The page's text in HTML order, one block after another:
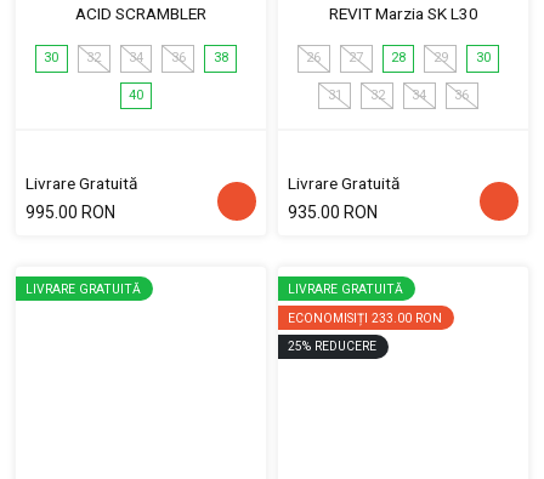
ACID SCRAMBLER
30 32 34 36 38
40
Livrare Gratuită
995.00 RON
REVIT Marzia SK L30
26 27 28 29 30
31 32 34 36
Livrare Gratuită
935.00 RON
LIVRARE GRATUITĂ
LIVRARE GRATUITĂ
ECONOMISIȚI 233.00 RON
25% REDUCERE